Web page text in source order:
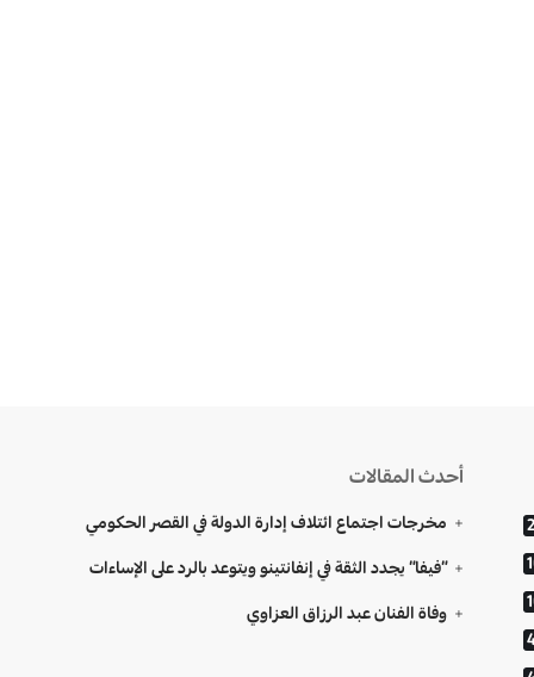
أحدث المقالات
مخرجات اجتماع ائتلاف إدارة الدولة في القصر الحكومي
“فيفا” يجدد الثقة في إنفانتينو ويتوعد بالرد على الإساءات
وفاة الفنان عبد الرزاق العزاوي